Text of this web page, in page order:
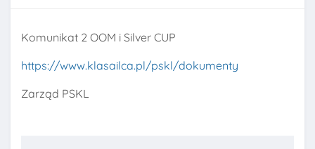
Komunikat 2 OOM i Silver CUP
https://www.klasailca.pl/pskl/dokumenty
Zarząd PSKL